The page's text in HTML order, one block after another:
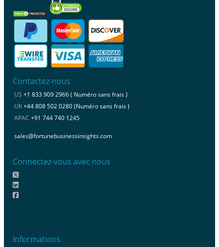
Contactez-nous
US +1 833 909 2966 ( Numéro sans frais )
UK+44 808 502 0280 (Numéro sans frais )
APAC +91 744 740 1245
sales@fortunebusinessinsights.com
Connectez-vous avec nous
Informations